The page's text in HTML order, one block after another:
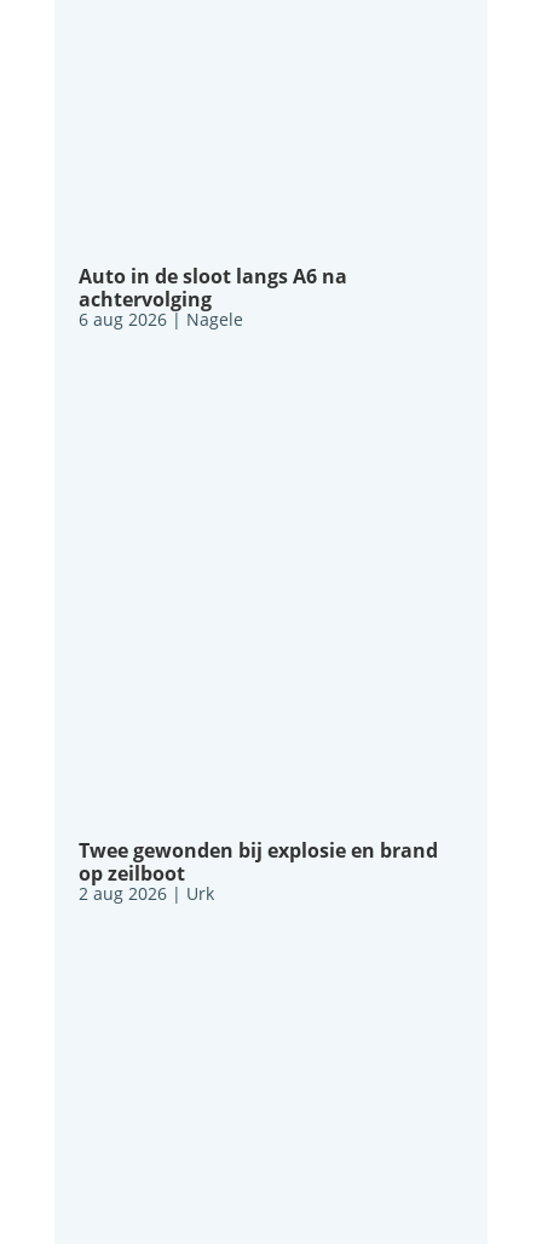
Auto in de sloot langs A6 na
achtervolging
6 aug 2026| Nagele
Twee gewonden bij explosie en brand
op zeilboot
2 aug 2026| Urk